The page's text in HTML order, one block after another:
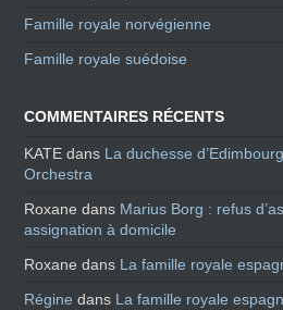
Famille royale norvégienne
Famille royale suédoise
COMMENTAIRES RÉCENTS
KATE dans La duchesse
Orchestra
Roxane dans Marius Borg : refus
assignation à domicile
Roxane dans La famille royale
Régine dans La famille royale